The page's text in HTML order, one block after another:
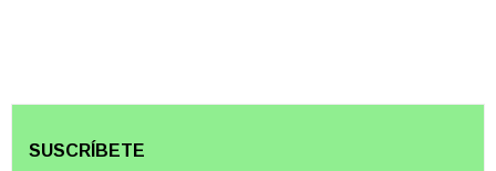
SUSCRÍBETE